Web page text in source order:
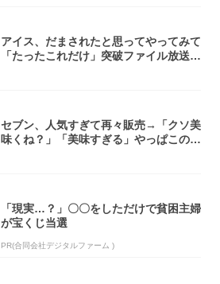
アイス、だまされたと思ってやってみて
「たったこれだけ」突破ファイル放送で
セブン、人気すぎて再々販売→「クソ美
味くね？」「美味すぎる」やっぱこのク
「現実…？」〇〇をしただけで貧困主婦
が宝くじ当選
PR(合同会社デジタルファーム )